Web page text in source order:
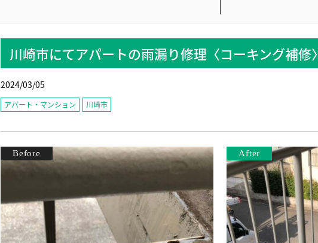
川崎市にてアパートの雨漏り修理〈コーキング補修〉
2024/03/05
アパート・マンション 川崎市